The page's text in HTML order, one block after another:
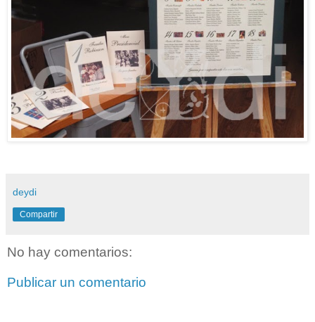
deydi
Compartir
No hay comentarios:
Publicar un comentario